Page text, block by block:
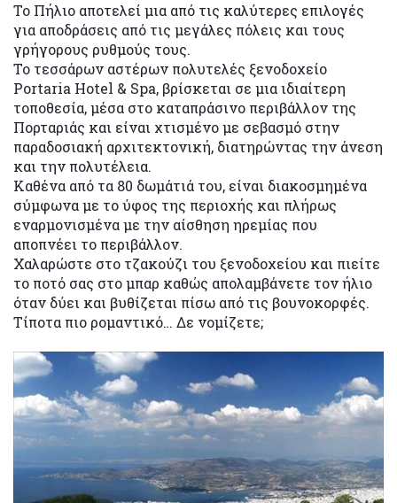
Το Πήλιο αποτελεί μια από τις καλύτερες επιλογές
για αποδράσεις από τις μεγάλες πόλεις και τους
γρήγορους ρυθμούς τους.
Το τεσσάρων αστέρων πολυτελές ξενοδοχείο
Portaria Hotel & Spa, βρίσκεται σε μια ιδιαίτερη
τοποθεσία, μέσα στο καταπράσινο περιβάλλον της
Πορταριάς και είναι χτισμένο με σεβασμό στην
παραδοσιακή αρχιτεκτονική, διατηρώντας την άνεση
και την πολυτέλεια.
Καθένα από τα 80 δωμάτιά του, είναι διακοσμημένα
σύμφωνα με το ύφος της περιοχής και πλήρως
εναρμονισμένα με την αίσθηση ηρεμίας που
αποπνέει το περιβάλλον.
Χαλαρώστε στο τζακούζι του ξενοδοχείου και πιείτε
το ποτό σας στο μπαρ καθώς απολαμβάνετε τον ήλιο
όταν δύει και βυθίζεται πίσω από τις βουνοκορφές.
Τίποτα πιο ρομαντικό… Δε νομίζετε;